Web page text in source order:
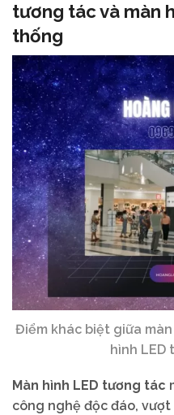
tương tác và màn
thống
Điểm khác biệt giữa
hình LED
Màn hình LED tương tác
công nghệ độc đáo, vượt